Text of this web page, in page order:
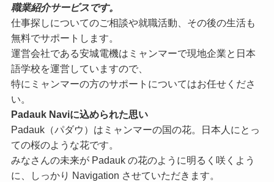
職業紹介サービスです。
仕事探しについてのご相談や就職活動、その後の生活も
無料でサポートします。
運営会社である安城電機はミャンマーで現地企業と日本
語学校を運営していますので、
特にミャンマーの方のサポートについてはお任せくださ
い。
Padauk Naviに込められた思い
Padauk（パダウ）はミャンマーの国の花。日本人にとっ
ての桜のような花です。
みなさんの未来が Padauk の花のように明るく咲くよう
に、しっかり Navigation させていただきます。